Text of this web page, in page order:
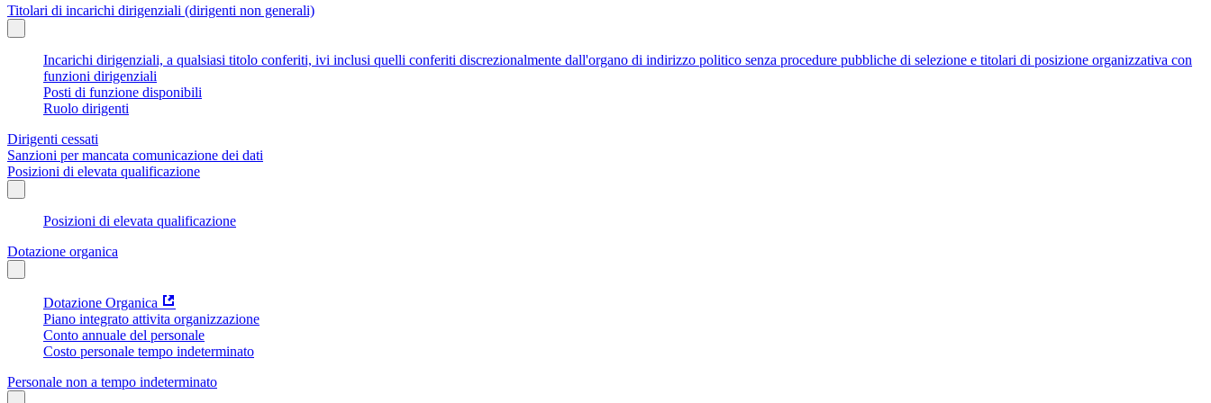
Titolari di incarichi dirigenziali (dirigenti non generali)
Incarichi dirigenziali, a qualsiasi titolo conferiti, ivi inclusi quelli conferiti discrezionalmente dall'organo di indirizzo politico senza procedure pubbliche di selezione e titolari di posizione organizzativa con
funzioni dirigenziali
Posti di funzione disponibili
Ruolo dirigenti
Dirigenti cessati
Sanzioni per mancata comunicazione dei dati
Posizioni di elevata qualificazione
Posizioni di elevata qualificazione
Dotazione organica
Dotazione Organica
Piano integrato attivita organizzazione
Conto annuale del personale
Costo personale tempo indeterminato
Personale non a tempo indeterminato